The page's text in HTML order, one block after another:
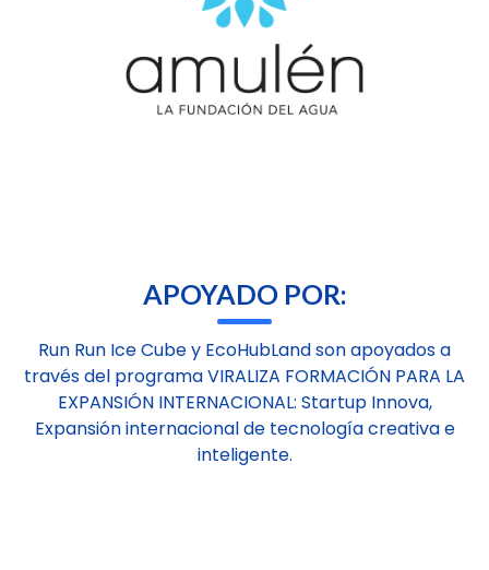
APOYADO POR:
Run Run Ice Cube y EcoHubLand son apoyados a
través del programa VIRALIZA FORMACIÓN PARA LA
EXPANSIÓN INTERNACIONAL: Startup Innova,
Expansión internacional de tecnología creativa e
inteligente.